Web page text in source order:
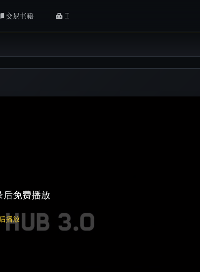
交易书籍 工具/返佣
后免费播放
播放